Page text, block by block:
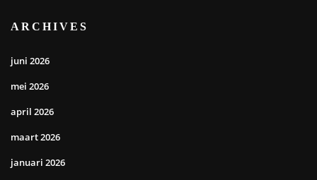
ARCHIVES
juni 2026
mei 2026
april 2026
maart 2026
januari 2026